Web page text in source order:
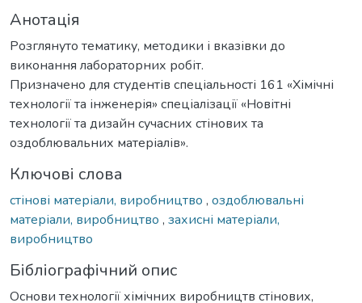
Анотація
Розглянуто тематику, методики і вказівки до
виконання лабораторних робіт.
Призначено для студентів спеціальності 161 «Хімічні
технології та інженерія» спеціалізації «Новітні
технології та дизайн сучасних стінових та
оздоблювальних матеріалів».
Ключові слова
стінові матеріали, виробництво , оздоблювальні
матеріали, виробництво , захисні матеріали,
виробництво
Бібліографічний опис
Основи технології хімічних виробництв стінових,